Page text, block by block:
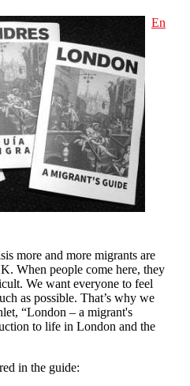
En
more and more migrants are
When people come here, they
We want everyone to feel
as possible. That’s why we
“London – a migrant's
to life in London and the
in the guide: